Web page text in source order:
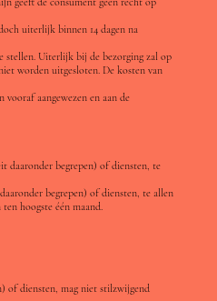
uiterlijk binnen 14 dagen na
stellen. Uiterlijk bij de bezorging zal op
worden uitgesloten. De kosten van
aangewezen en aan de
daaronder begrepen) of diensten, te
begrepen) of diensten, te allen
hoogste één maand.
of diensten, mag niet stilzwijgend